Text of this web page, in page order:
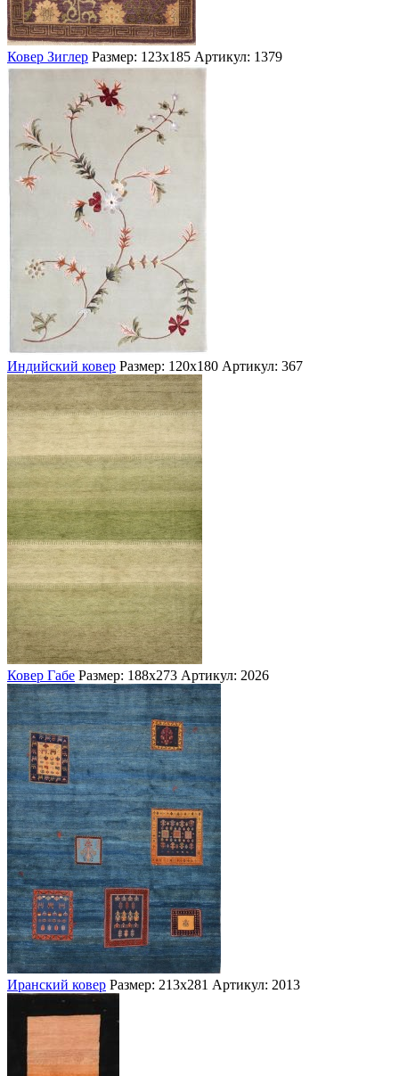
Ковер Зиглер Размер: 123х185 Артикул: 1379
Индийский ковер Размер: 120х180 Артикул: 367
Ковер Габе Размер: 188х273 Артикул: 2026
Иранский ковер Размер: 213х281 Артикул: 2013